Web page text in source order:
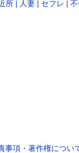
所 | 人妻 | セフレ |
事項・著作権につい